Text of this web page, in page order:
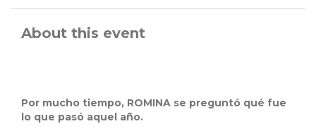
About this event
Por mucho tiempo, ROMINA se preguntó qué fue
lo que pasó aquel año.